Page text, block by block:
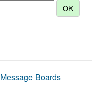
Message Boards